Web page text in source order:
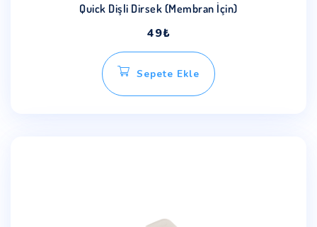
Quick Dişli Dirsek (Membran İçin)
49₺
Sepete Ekle